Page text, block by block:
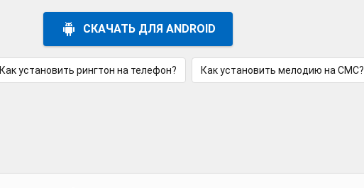
СКАЧАТЬ ДЛЯ ANDROID
Как установить рингтон на телефон? Как установить мелодию на СМС?